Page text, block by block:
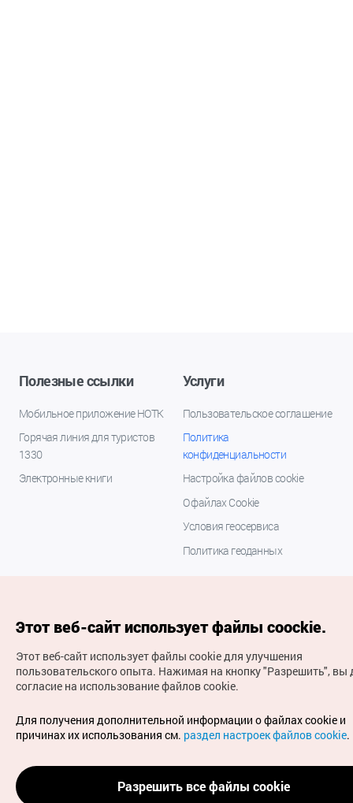
Полезные ссылки
Мобильное приложение НОТК
Горячая линия для туристов
1330
Электронные книги
Услуги
Пользовательское соглашение
Политика
конфиденциальности
Настройка файлов cookie
О файлах Cookie
Условия геосервиса
Политика геоданных
(с) Национальная организация туризма Кореи Все
права защищены
Для извещения об ошибках и проблемах, связанных с
работой веб-сайта, направляйте ваши запросы на
официальный адрес электронной почты
russian@knto.or.kr
Этот веб-сайт использует файлы coockie.
Этот веб-сайт использует файлы cookie для улучшения
пользовательского опыта. Нажимая на кнопку "Разрешить", вы
согласие на использование файлов cookie.
Для получения дополнительной информации о файлах cookie и
причинах их использования см. раздел настроек файлов cookie.
Разрешить все файлы cookie